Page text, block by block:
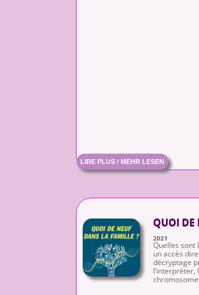
LIRE PLUS / MEHR LESEN
QUOI DE
2021
Quelles sont
un accès
décryptage
l’interpréter,